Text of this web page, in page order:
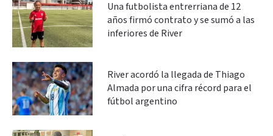
Una futbolista entrerriana de 12
años firmó contrato y se sumó a las
inferiores de River
River acordó la llegada de Thiago
Almada por una cifra récord para el
fútbol argentino